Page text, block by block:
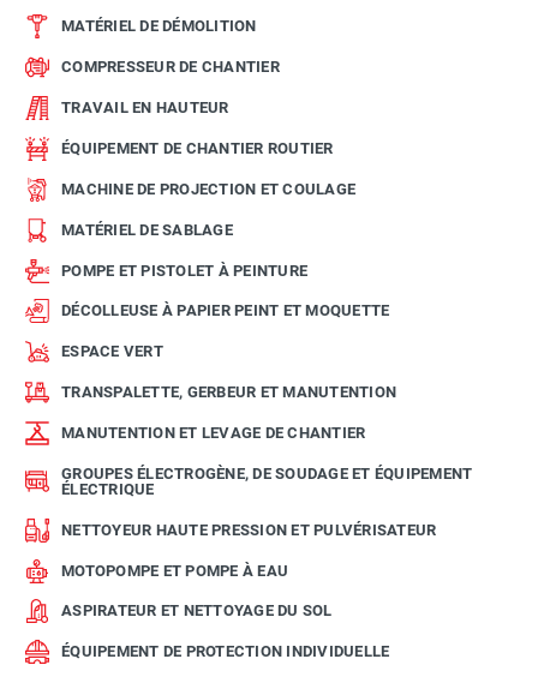
MATÉRIEL DE DÉMOLITION
COMPRESSEUR DE CHANTIER
TRAVAIL EN HAUTEUR
ÉQUIPEMENT DE CHANTIER ROUTIER
MACHINE DE PROJECTION ET COULAGE
MATÉRIEL DE SABLAGE
POMPE ET PISTOLET À PEINTURE
DÉCOLLEUSE À PAPIER PEINT ET MOQUETTE
ESPACE VERT
TRANSPALETTE, GERBEUR ET MANUTENTION
MANUTENTION ET LEVAGE DE CHANTIER
GROUPES ÉLECTROGÈNE, DE SOUDAGE ET ÉQUIPEMENT
ÉLECTRIQUE
NETTOYEUR HAUTE PRESSION ET PULVÉRISATEUR
MOTOPOMPE ET POMPE À EAU
ASPIRATEUR ET NETTOYAGE DU SOL
ÉQUIPEMENT DE PROTECTION INDIVIDUELLE